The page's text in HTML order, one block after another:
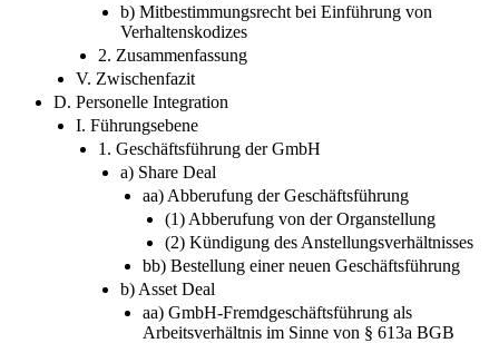
b) Mitbestimmungsrecht bei Einführung von
Verhaltenskodizes
2. Zusammenfassung
V. Zwischenfazit
D. Personelle Integration
I. Führungsebene
1. Geschäftsführung der GmbH
a) Share Deal
aa) Abberufung der Geschäftsführung
(1) Abberufung von der Organstellung
(2) Kündigung des Anstellungsverhältnisses
bb) Bestellung einer neuen Geschäftsführung
b) Asset Deal
aa) GmbH-Fremdgeschäftsführung als
Arbeitsverhältnis im Sinne von § 613a BGB